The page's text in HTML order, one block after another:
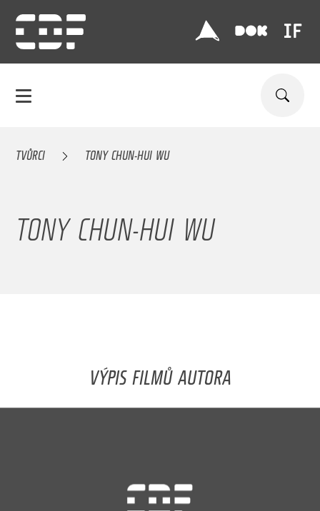
TVŮRCI TONY CHUN-HUI WU
TONY CHUN-HUI WU
VÝPIS FILMŮ AUTORA